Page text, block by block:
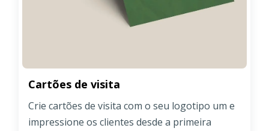
Cartões de visita
Crie cartões de visita com o seu logotipo um e
impressione os clientes desde a primeira